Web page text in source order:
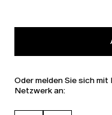
Oder melden Sie sich
Netzwerk an: